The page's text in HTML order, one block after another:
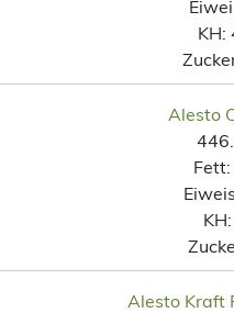
KH:
Alesto
Fett:
KH:
Alesto Kraft